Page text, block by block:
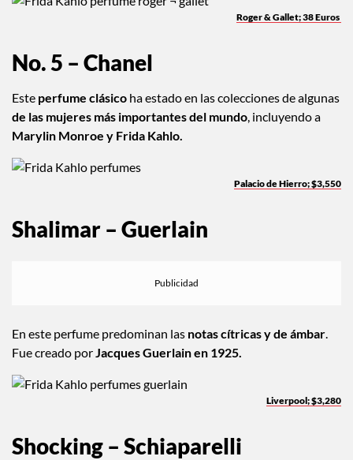
No. 5 – Chanel
Esteperfume clásicoha estado en las colecciones de algunas
de las mujeres más importantes del mundo
Shalimar – Guerlain
En este perfume predominan lasnotas cítricas y de ámbar